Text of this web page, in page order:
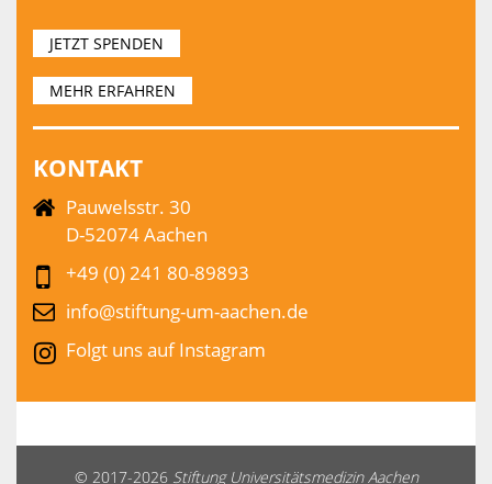
JETZT SPENDEN
MEHR ERFAHREN
KONTAKT
Pauwelsstr. 30
D-52074 Aachen
+49 (0) 241 80-89893
info@stiftung-um-aachen.de
Folgt uns auf Instagram
© 2017-2026 Stiftung Universitätsmedizin Aachen